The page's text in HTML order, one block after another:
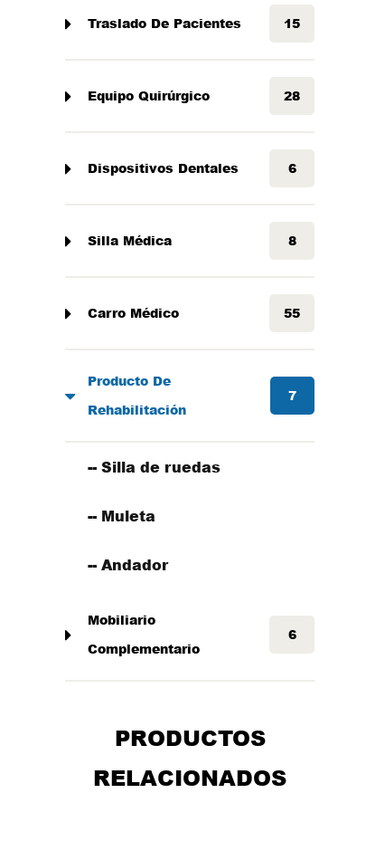
Traslado De Pacientes 15
Equipo Quirúrgico 28
Dispositivos Dentales 6
Silla Médica 8
Carro Médico 55
Producto De
Rehabilitación
7
-- Silla de ruedas
-- Muleta
-- Andador
Mobiliario
Complementario
6
PRODUCTOS
RELACIONADOS